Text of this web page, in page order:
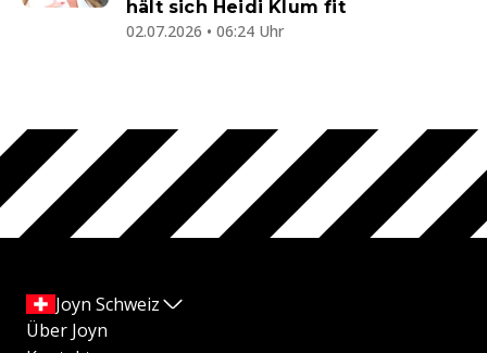
hält sich Heidi Klum fit
02.07.2026 • 06:24 Uhr
Joyn Schweiz
Über Joyn